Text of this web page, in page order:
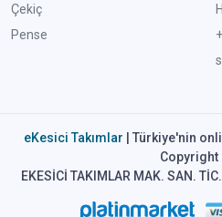
Çekiç
Pense
eKesici Takımlar | Türkiye'nin
Copyright
EKESİCİ TAKIMLAR MAK. SAN.